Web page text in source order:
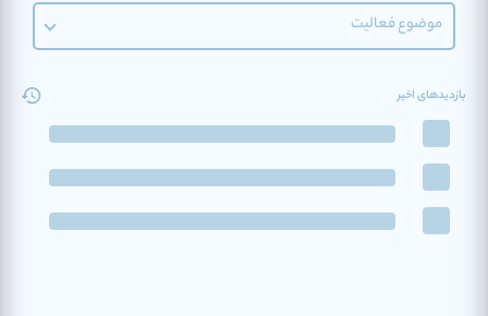
موضوع فعالیت
بازدیدهای اخیر